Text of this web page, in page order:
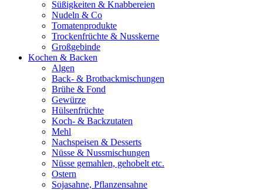
Süßigkeiten & Knabbereien
Nudeln & Co
Tomatenprodukte
Trockenfrüchte & Nusskerne
Großgebinde
Kochen & Backen
Algen
Back- & Brotbackmischungen
Brühe & Fond
Gewürze
Hülsenfrüchte
Koch- & Backzutaten
Mehl
Nachspeisen & Desserts
Nüsse & Nussmischungen
Nüsse gemahlen, gehobelt etc.
Ostern
Sojasahne, Pflanzensahne